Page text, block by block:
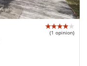
(1 opinion)